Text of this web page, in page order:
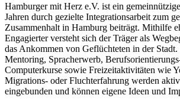
Hamburger mit Herz e.V. ist ein
Jahren durch gezielte Integrationsarbeit zum
Zusammenhalt in Hamburg beiträgt. Mithilfe
Engagierter versteht sich der Träger als
das Ankommen von Geflüchteten in der
Mentoring, Spracherwerb,
Computerkurse sowie Freizeitaktivitäten wie
Migrations- oder Fluchterfahrung werden
eingebunden und können eigene Ideen und